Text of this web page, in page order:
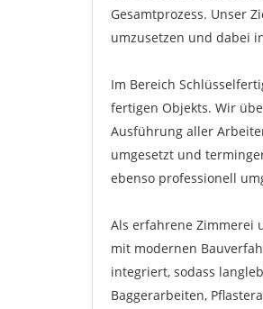
Gesamtprozess. Unser
umzusetzen und dabei
Im Bereich
fertigen Objekts. Wir
Ausführung aller
umgesetzt und
ebenso professionell
Als erfahrene Zimmerei
mit modernen
integriert, sodass
Baggerarbeiten,